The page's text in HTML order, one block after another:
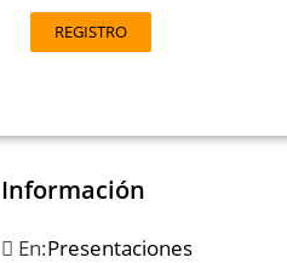
REGISTRO
Información
En:Presentaciones